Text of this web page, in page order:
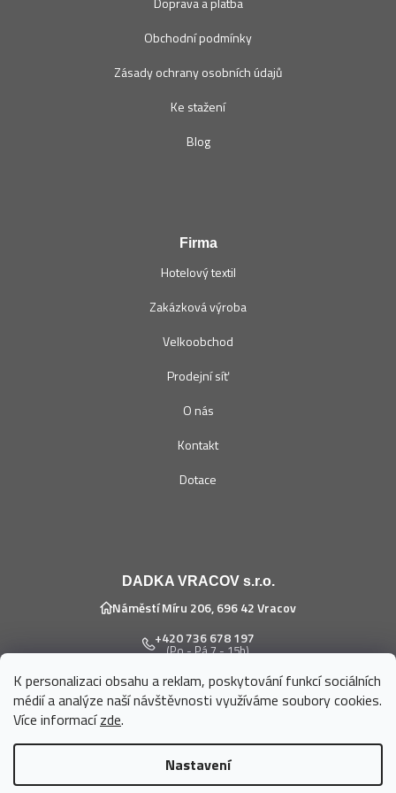
K personalizaci obsahu a reklam, poskytování funkcí sociálních
médií a analýze naší návštěvnosti využíváme soubory cookies.
Více informacízde.
Nastavení
Obchodní podmínky
Zásady ochrany osobních údajů
Ke stažení
Blog
Firma
Hotelový textil
Zakázková výroba
Velkoobchod
Prodejní síť
O nás
Kontakt
Dotace
DADKA VRACOV s.r.o.
Náměstí Míru 206, 696 42 Vracov
+420 736 678 197
(Po - Pá 7 - 15h)
eshop@dadka.cz